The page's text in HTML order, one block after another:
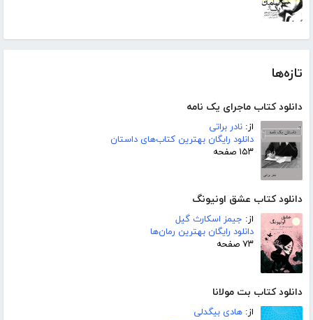
تازه‌ها
دانلود کتاب ماجرای یک نامه
از: نادر براتی
دانلود رایگان بهترین کتاب‌های داستان
۱۵۳ صفحه
دانلود کتاب عشق اونیونگ
از: جیمز اسکارث گیل
دانلود رایگان بهترین رمان‌ها
۷۳ صفحه
دانلود کتاب بت مولانا
از: هادی بیگدلی